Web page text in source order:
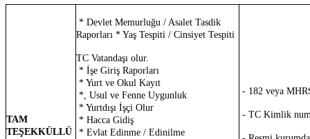
TAM
TEŞEKKÜLLÜ
* Devlet Memurluğu / Asalet Tasdik
Raporları * Yaş Tespiti / Cinsiyet Tespiti
TC Vatandaşı olur.
* İşe Giriş Raporları
* Yurt ve Okul Kayıt
*, Usul ve Fenne Uygunluk
* Yurtdışı İşçi Olur
* Hacca Gidiş
* Evlat Edinme / Edinilme
- 182 veya
- TC Kimlik